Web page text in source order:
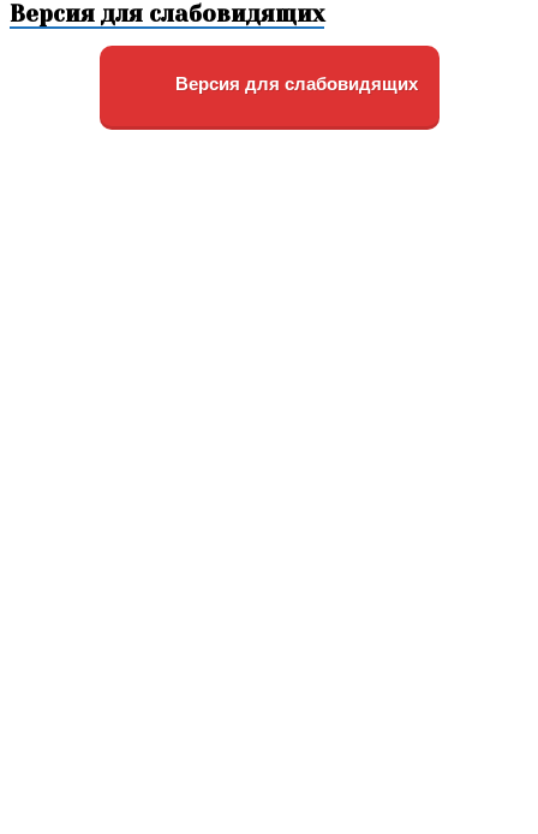
Версия для слабовидящих
Версия для слабовидящих